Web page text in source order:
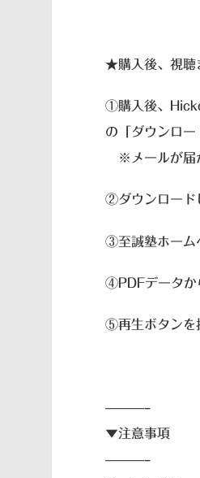
★購入後、視聴
①購入後、
の「ダウンロ
※メールが届
②ダウンロード
③至誠塾ホーム
④PDFデータか
⑤再生ボタンを
———–
▼注意事項
———–